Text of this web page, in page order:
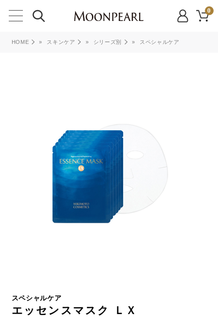
0
HOME » スキンケア » シリーズ別 » スペシャルケア
スペシャルケア
エッセンスマスク ＬＸ